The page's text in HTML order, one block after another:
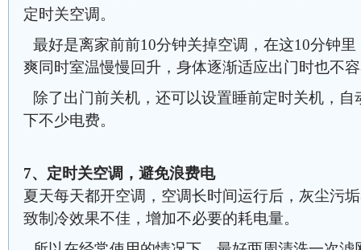
定时关空调。
最好是离家前前10分钟关掉空调，在这10分钟
爽同时室温慢慢回升，身体逐渐适应出门时也不
除了出门前关机，还可以设置睡前定时关机，
下不少电费。
7、定时关空调，避免浪费电
夏天每天都开空调，空调长时间运行后，灰尘污
致制冷效果不佳，增加不必要的耗电量。